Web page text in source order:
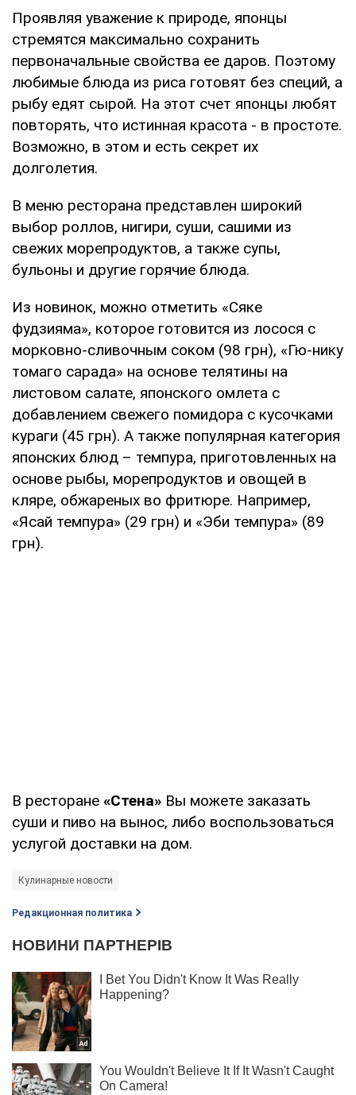
Проявляя уважение к природе, японцы
стремятся максимально сохранить
первоначальные свойства ее даров. Поэтому
любимые блюда из риса готовят без специй, а
рыбу едят сырой. На этот счет японцы любят
повторять, что истинная красота - в простоте.
Возможно, в этом и есть секрет их
долголетия.
В меню ресторана представлен широкий
выбор роллов, нигири, суши, сашими из
свежих морепродуктов, а также супы,
бульоны и другие горячие блюда.
Из новинок, можно отметить «Сяке
фудзияма», которое готовится из лосося с
морковно-сливочным соком (98 грн), «Гю-нику
томаго сарада» на основе телятины на
листовом салате, японского омлета с
добавлением свежего помидора с кусочками
кураги (45 грн). А также популярная категория
японских блюд – темпура, приготовленных на
основе рыбы, морепродуктов и овощей в
кляре, обжареных во фритюре. Например,
«Ясай темпура» (29 грн) и «Эби темпура» (89
грн).
В ресторане «Стена» Вы можете заказать
суши и пиво на вынос, либо воспользоваться
услугой доставки на дом.
Кулинарные новости
Редакционная политика